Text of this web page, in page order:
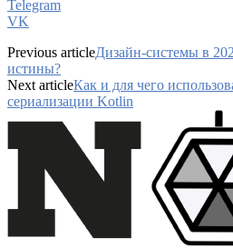
Telegram
VK
Previous articleДизайн-системы в
истины?
Next articleКак и для чего
сериализации Kotlin